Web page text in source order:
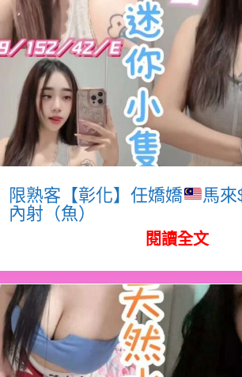
限熟客【彰化】任嬌嬌
馬
內射（魚）
閱讀全文